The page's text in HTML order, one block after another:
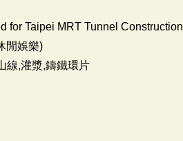
for Taipei MRT Tunnel Construction
閒娛樂)
線,灌漿,鑄鐵環片